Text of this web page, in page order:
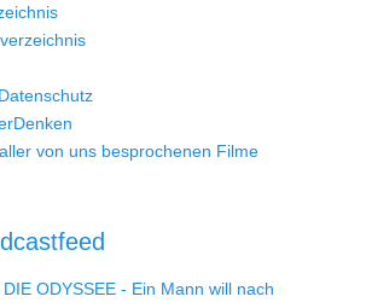
von uns besprochenen Filme
ODYSSEE - Ein Mann will nach